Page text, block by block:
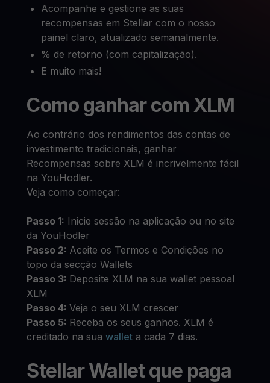
Acompanhe e gestione as suas
recompensas em Stellar com o nosso
painel claro, atualizado semanalmente.
% de retorno (com capitalização).
E muito mais!
Como ganhar com XLM
Ao contrário dos rendimentos das contas de
investimento tradicionais, ganhar
Recompensas sobre XLM é incrivelmente fácil
na YouHodler.
Veja como começar:
Passo 1: Inicie sessão na aplicação ou no site
da YouHodler
Passo 2: Aceite os Termos e Condições no
topo da secção Wallets
Passo 3: Deposite XLM na sua wallet pessoal
XLM
Passo 4:Veja o seu XLM crescer
Passo 5: Receba os seus ganhos. XLM é
creditado na suawallet a cada 7 dias.
Stellar Wallet que paga